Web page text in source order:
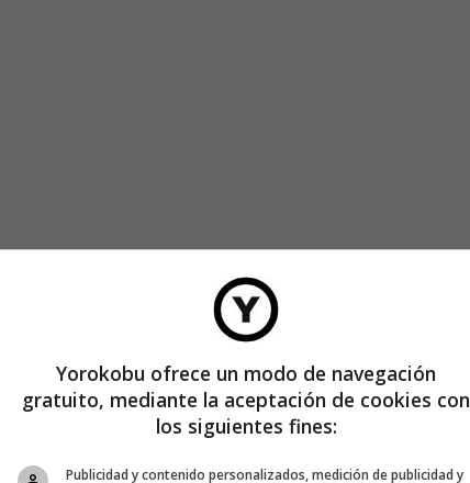
solo podrá recuperar una quinta parte de los 76.410
rescate que no se hizo.
públicas han pasado a la lista de pérdidas de unas
que aquí no hay nada que ver.
millones de euros, no resulta una tarea sencilla.
Yorokobu ofrece un modo de navegación
gratuito, mediante la aceptación de cookies con
los siguientes fines:
Publicidad y contenido personalizados, medición de publicidad y